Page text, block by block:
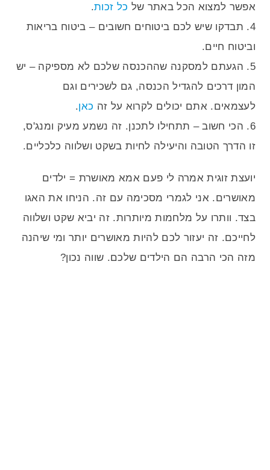
אפשר למצוא הכל באתר של כל זכות.
4. תבדקו שיש לכם ביטוחים חשובים – ביטוח בריאות
וביטוח חיים.
5. הגעתם למסקנה שההכנסה שלכם לא מספיקה – יש
המון דרכים להגדיל הכנסה, גם לשכירים וגם
לעצמאים. אתם יכולים לקרוא על זה כאן.
6. הכי חשוב – תתחילו לתכנן. זה נשמע מעיק ומנג'ס,
זו הדרך הטובה והיעילה לחיות בשקט ושלווה כלכליים.
יועצת זוגית אמרה לי פעם אמא מאושרת = ילדים
מאושרים. אני לגמרי מסכימה עם זה. הניחו את האגו
בצד. וותרו על מלחמות מיותרות. זה יביא שקט ושלווה
לחייכם. זה יעזור לכם להיות מאושרים יותר ומי שיהנה
מזה הכי הרבה הם הילדים שלכם. שווה נכון?